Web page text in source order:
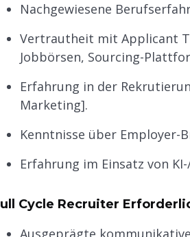
Nachgewiesene
Vertrautheit mit Applicant
Jobbörsen, Sourcing-
Erfahrung in der
Marketing].
Kenntnisse über Employer-
Erfahrung im Einsatz von
Cycle Recruiter
Ausgeprägte